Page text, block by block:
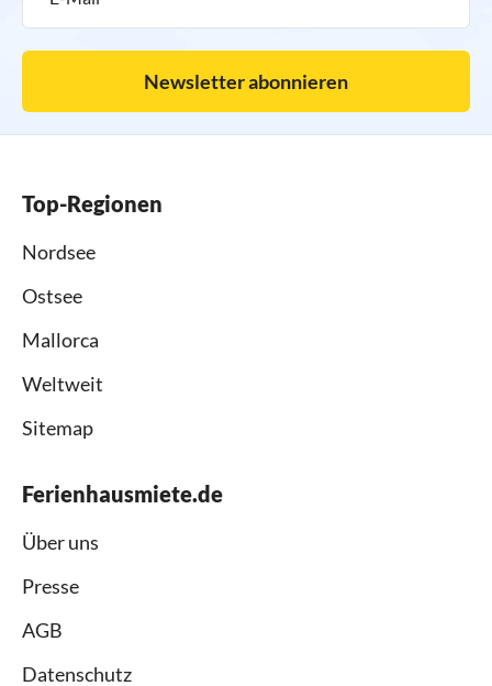
Newsletter abonnieren
Top-Regionen
Nordsee
Ostsee
Mallorca
Weltweit
Sitemap
Ferienhausmiete.de
Über uns
Presse
AGB
Datenschutz